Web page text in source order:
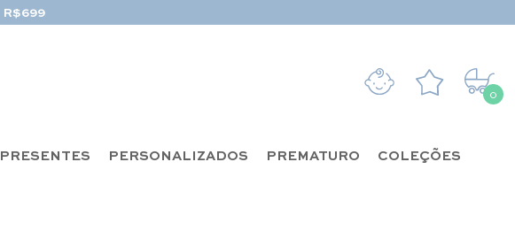
R$699
0
0
PRESENTES PERSONALIZADOS PREMATURO COLEÇÕES